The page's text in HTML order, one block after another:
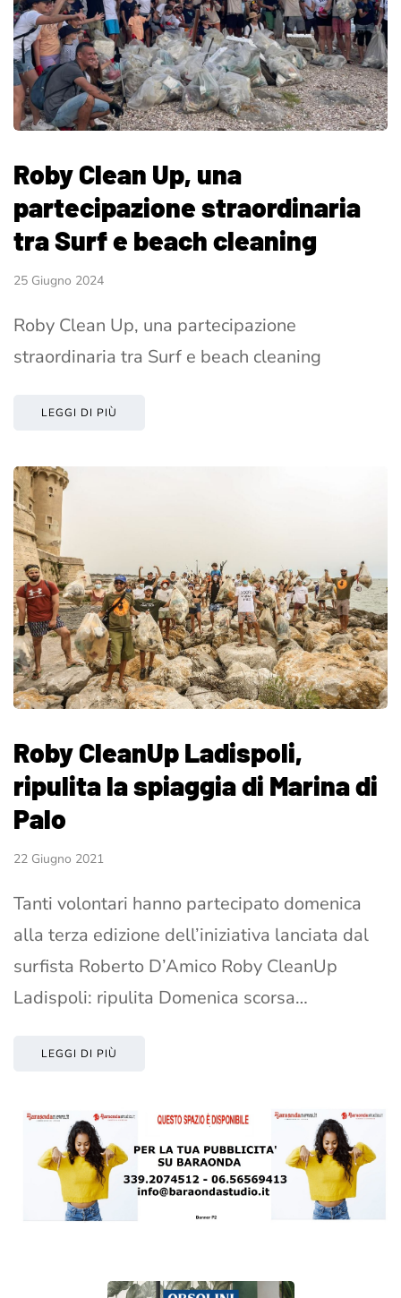
Roby Clean Up, una
partecipazione straordinaria
tra Surf e beach cleaning
25 Giugno 2024
Roby Clean Up, una partecipazione
straordinaria tra Surf e beach cleaning
LEGGI DI PIÙ
Roby CleanUp Ladispoli,
ripulita la spiaggia di Marina di
Palo
22 Giugno 2021
Tanti volontari hanno partecipato domenica
alla terza edizione dell’iniziativa lanciata dal
surfista Roberto D’Amico Roby CleanUp
Ladispoli: ripulita Domenica scorsa…
LEGGI DI PIÙ